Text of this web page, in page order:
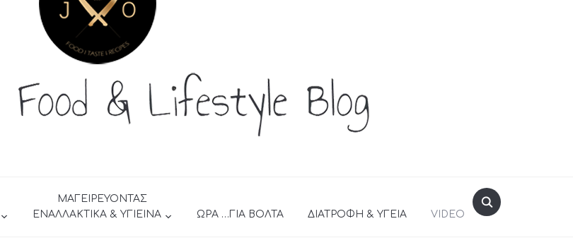
ΜΑΓΕΙΡΕΥΟΝΤΑΣ
ΕΝΑΛΛΑΚΤΙΚΑ & ΥΓΙΕΙΝΑ
ΩΡΑ …ΓΙΑ ΒΟΛΤΑ ΔΙΑΤΡΟΦΗ & ΥΓΕΙΑ VIDEO